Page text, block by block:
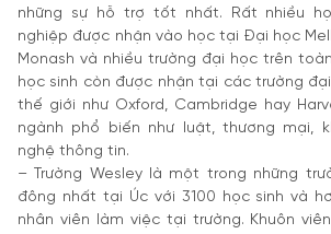
những sự hỗ trợ tốt nhất. Rất nhiều
nghiệp được nhận vào học tại Đại học
Monash và nhiều trường đại học trên
học sinh còn được nhận tại các trường
thế giới như Oxford, Cambridge hay
ngành phổ biến như luật, thương mại,
nghệ thông tin.
– Trường Wesley là một trong những
đông nhất tại Úc với 3100 học sinh và
nhân viên làm việc tại trường. Khuôn